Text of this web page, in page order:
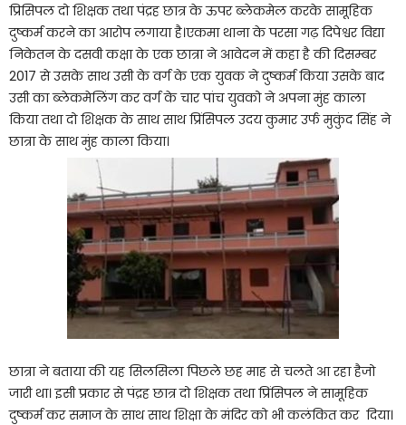
प्रिसिपल दो शिक्षक तथा पंद्रह छात्र के ऊपर ब्लेकमेल करके सामूहिक
दुष्कर्म करने का आरोप लगाया है।एकमा थाना के परसा गढ़ दिपेश्वर विद्या
निकेतन के दसवी कक्षा के एक छात्रा ने आवेदन में कहा है की दिसम्बर
2017 से उसके साथ उसी के वर्ग के एक युवक ने दुष्कर्म किया उसके बाद
उसी का ब्लेकमेलिंग कर वर्ग के चार पांच युवको ने अपना मुंह काला
किया तथा दो शिक्षक के साथ साथ प्रिंसिपल उदय कुमार उर्फ मुकुंद सिंह ने
छात्रा के साथ मुंह काला किया।
छात्रा ने बताया की यह सिलसिला पिछले छह माह से चलते आ रहा हैजो
जारी था। इसी प्रकार से पंद्रह छात्र दो शिक्षक तथा प्रिंसिपल ने सामूहिक
दुष्कर्म कर समाज के साथ साथ शिक्षा के मंदिर को भी कलंकित कर दिया।